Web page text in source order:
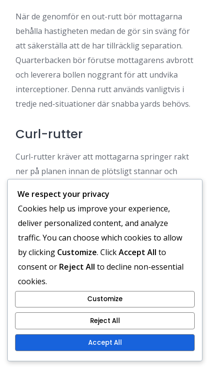
När de genomför en out-rutt bör mottagarna
behålla hastigheten medan de gör sin sväng för
att säkerställa att de har tillräcklig separation.
Quarterbacken bör förutse mottagarens avbrott
och leverera bollen noggrant för att undvika
interceptioner. Denna rutt används vanligtvis i
tredje ned-situationer där snabba yards behövs.
Curl-rutter
Curl-rutter kräver att mottagarna springer rakt
ner på planen innan de plötsligt stannar och
effektiv för att skapa separation från försvararna
och kan genomföras på olika djup. Mottagarna
måste vara medvetna om sin omgivning för att
undvika att bli träffade efter fångsten.
Timing är avgörande för curl-rutter, eftersom
quarterbacken måste släppa bollen precis när
mottagaren gör sitt avbrott. Mottagarna bör
fokusera på sitt fotarbete för att säkerställa en
ren stopp och sväng. Denna rutt används ofta i
situationer med mellanlånga passningar där
försvaret kan spela off coverage.
We respect your privacy
Cookies help us improve your experience,
deliver personalized content, and analyze
traffic. You can choose which cookies to allow
by clicking Customize. ClickAccept All to
consent or Reject All to decline non-essential
cookies.
Customize
Reject All
Accept All